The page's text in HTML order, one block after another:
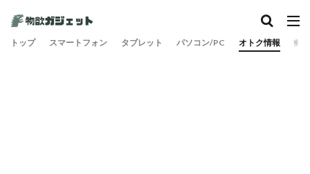
トップ スマートフォン タブレット パソコン/PC オトク情報 旅
カテゴリー